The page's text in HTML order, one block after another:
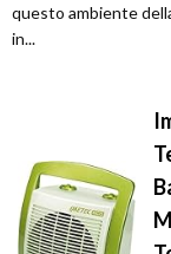
questo ambiente
in...